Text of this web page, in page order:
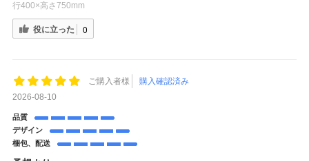
行400×高さ750mm
役に立った 0
ご購入者様
購入確認済み
2026-08-10
品質
デザイン
梱包、配送